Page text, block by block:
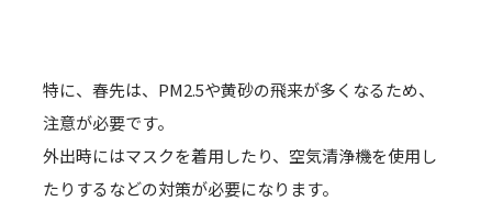
特に、春先は、PM2.5や黄砂の飛来が多くなるため、
注意が必要です。
外出時にはマスクを着用したり、空気清浄機を使用し
たりするなどの対策が必要になります。